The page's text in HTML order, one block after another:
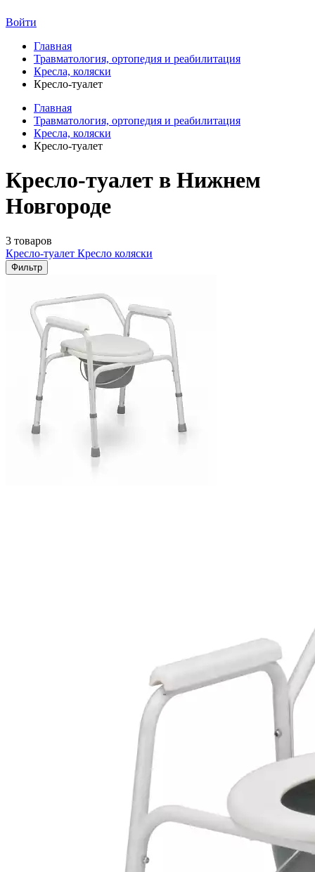
Войти
Главная
Травматология, ортопедия и реабилитация
Кресла, коляски
Кресло-туалет
Главная
Травматология, ортопедия и реабилитация
Кресла, коляски
Кресло-туалет
Кресло-туалет в Нижнем
Новгороде
3 товаров
Кресло-туалет Кресло коляски
Фильтр